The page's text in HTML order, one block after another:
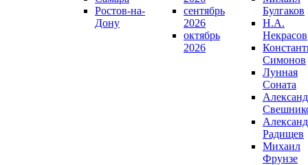
Ростов-на-
Дону
сентябрь
2026
октябрь
2026
Булгаков
Н.А.
Некрасов
Симонов
Лунная
Соната
Радищев
Михаил
Фрунзе